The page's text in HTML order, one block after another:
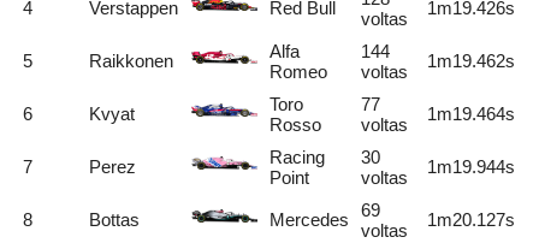
4 Verstappen Red Bull
voltas
1m19.426s
5 Raikkonen
Alfa
Romeo
144
voltas
1m19.462s
6 Kvyat
Toro
Rosso
77
voltas
1m19.464s
7 Perez
Racing
Point
30
voltas
1m19.944s
8 Bottas Mercedes
69
voltas
1m20.127s